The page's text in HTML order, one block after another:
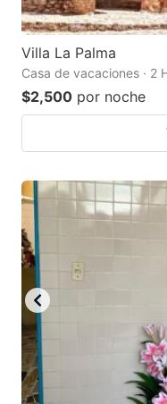
Villa La Palma
Casa de vacaciones · 2
$2,500 por noche